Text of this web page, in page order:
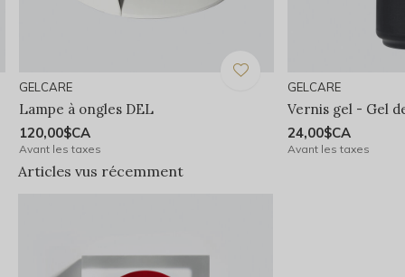
GELCARE
Lampe à ongles DEL
120,00$CA
Avant les taxes
GELCARE
Vernis gel - Gel
24,00$CA
Avant les taxes
Articles vus récemment